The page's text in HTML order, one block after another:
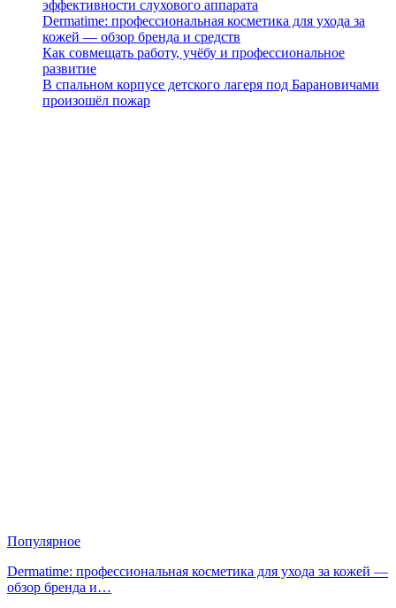
эффективности слухового аппарата
Dermatime: профессиональная косметика для ухода за
кожей — обзор бренда и средств
Как совмещать работу, учёбу и профессиональное
развитие
В спальном корпусе детского лагеря под Барановичами
произошёл пожар
Популярное
Dermatime: профессиональная косметика для ухода за кожей —
обзор бренда и…